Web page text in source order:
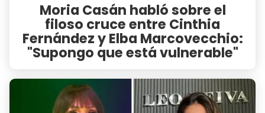
Moria Casán habló sobre el
filoso cruce entre Cinthia
Fernández y Elba Marcovecchio:
"Supongo que está vulnerable"